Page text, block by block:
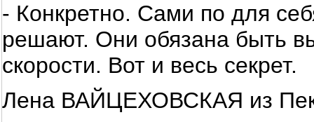
- Конкретно. Сами по для
решают. Они обязана быть
скорости. Вот и весь секрет.
Лена ВАЙЦЕХОВСКАЯ из